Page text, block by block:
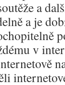
a
a je
v